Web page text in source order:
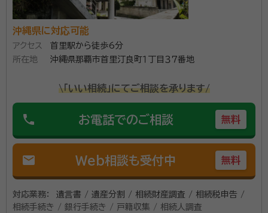
裁判に至ったことを経験したことで、「相続業務」の重要
性を認知したのがキッカケとなりました。 ③家庭裁判所
からの「法定成年後見人」・「保佐人」の受任 ２０１９年に
那覇家庭裁判所において「法定成年後見人・保佐人」を
護」・「財産管理」を遂行しています。
資格等：行政書士、宅建取引士
所属団体：沖縄県行政書士会・那覇商工会議所・那覇法人会・異業種
交流会BNI
沖縄県に対応可能
アクセス
首里駅から徒歩6分
所在地
沖縄県那覇市首里汀良町１丁目３７番地
\「いい相続」にてご相談を承ります/
phone お電話でのご相談 無料
mail Web相談も受付中 無料
対応業務：
遺言書 / 遺産分割 / 相続財産調査 / 相続税申告 /
相続手続き / 銀行手続き / 戸籍収集 / 相続人調査